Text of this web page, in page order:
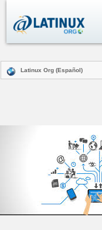
Latinux Org (Español)